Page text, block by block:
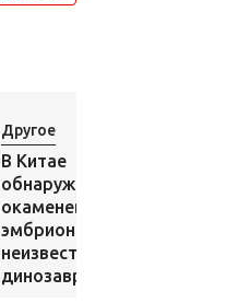
Другое
В Китае
обнаружили
окаменевшие
эмбрионы
неизвестных
динозавров